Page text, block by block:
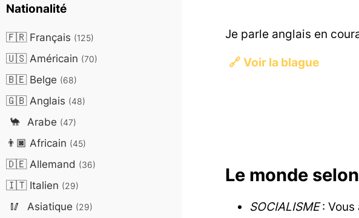
Je parle anglais en
🔗 Voir la blague
Le monde
SOCIALISME: Vous
Nationalité
🇫🇷Français (125)
🇺🇸Américain (70)
🇧🇪Belge (68)
🇬🇧Anglais (48)
🐪 Arabe (47)
👨🏿 Africain (45)
🇩🇪Allemand (36)
🇮🇹Italien (29)
🥢 Asiatique (29)